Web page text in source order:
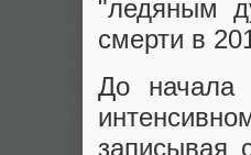
"ледяным
смерти в
До начала
записывая